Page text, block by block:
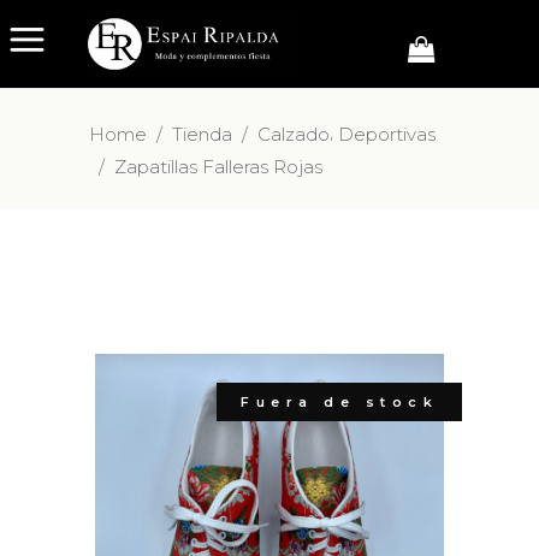
Home / Tienda / Calzado, Deportivas
/ Zapatillas Falleras Rojas
Fuera de stock